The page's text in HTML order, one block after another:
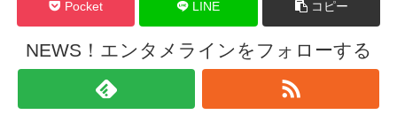
Pocket LINE コピー
NEWS！エンタメラインをフォローする